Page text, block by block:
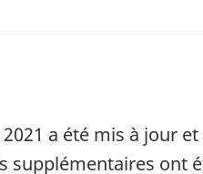
a été mis à jour
ont